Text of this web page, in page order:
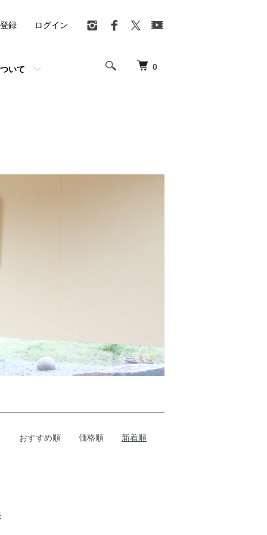
0
いて
録 ログイン
おすすめ順 価格順 新着順